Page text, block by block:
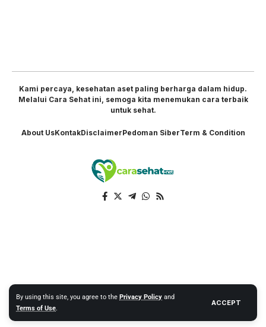
By using this site, you agree to the Privacy Policy and
Terms of Use.
ACCEPT
Kami percaya, kesehatan aset paling berharga dalam hidup.
Melalui Cara Sehat ini, semoga kita menemukan cara terbaik
untuk sehat.
About UsKontakDisclaimerPedoman SiberTerm & Condition